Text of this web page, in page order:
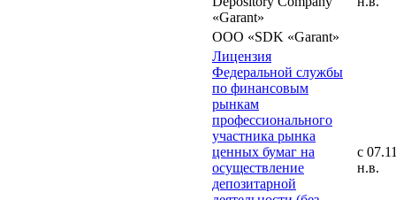
«Garant»
OOO «SDK «Garant»
Лицензия
Федеральной службы
по финансовым
рынкам
профессионального
участника рынка
ценных бумаг на
осуществление
депозитарной
с
н.в.